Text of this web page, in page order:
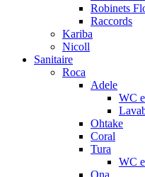
Robinets
Raccords
Kariba
Nicoll
Sanitaire
Roca
Adele
WC
Ohtake
Coral
Tura
WC